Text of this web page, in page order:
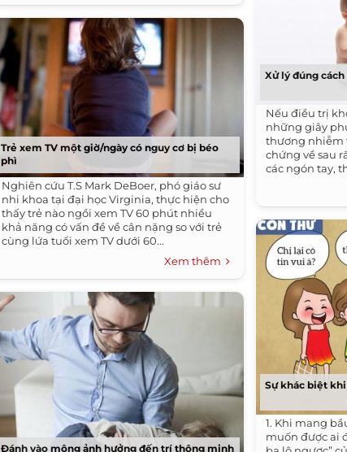
Trẻ xem TV một giờ/ngày có nguy cơ bị béo
phì
Nghiên cứu T.S Mark DeBoer, phó giáo sư
nhi khoa tại đại học Virginia, thực hiện cho
thấy trẻ nào ngồi xem TV 60 phút nhiều
khả năng có vấn đề về cân nặng so với trẻ
cùng lứa tuổi xem TV dưới 60...
Xem thêm
Đánh vào mông ảnh hưởng đến trí thông minh
Xử lý đúng
Nếu điều trị
những giây
thương nhiễm
chứng về sau
các ngón tay,
Sự khác biệt
1. Khi mang
muốn được ai